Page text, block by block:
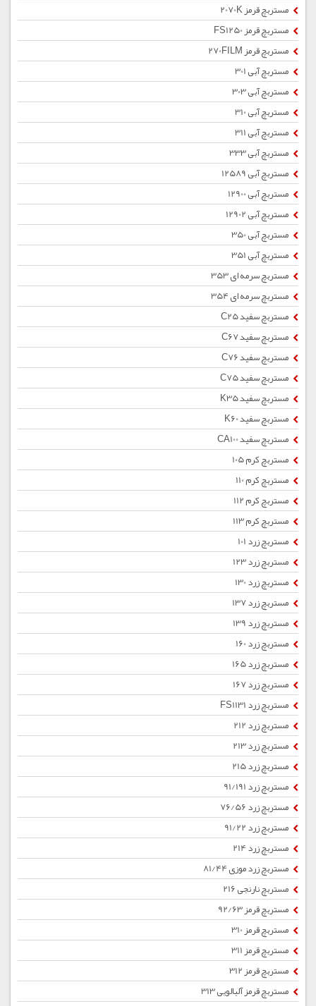
مستربچ قرمز 2070K
مستربچ قرمز FS1250
مستربچ قرمز 270FILM
مستربچ آبی 301
مستربچ آبی 303
مستربچ آبی 310
مستربچ آبی 311
مستربچ آبی 333
مستربچ آبی 12589
مستربچ آبی 12900
مستربچ آبی 12902
مستربچ آبی 350
مستربچ آبی 351
مستربچ سرمه ای 353
مستربچ سرمه ای 354
مستربچ سفید C25
مستربچ سفید C67
مستربچ سفید C76
مستربچ سفید C75
مستربچ سفید K35
مستربچ سفید K60
مستربچ سفید CA100
مستربچ کرم 105
مستربچ کرم 110
مستربچ کرم 112
مستربچ کرم 113
مستربچ زرد 101
مستربچ زرد 123
مستربچ زرد 130
مستربچ زرد 137
مستربچ زرد 139
مستربچ زرد 160
مستربچ زرد 165
مستربچ زرد 167
مستربچ زرد FS1131
مستربچ زرد 212
مستربچ زرد 213
مستربچ زرد 215
مستربچ زرد 91/191
مستربچ زرد 76/56
مستربچ زرد 91/22
مستربچ زرد 214
مستربچ زرد موزی 81/44
مستربچ نارنجی 216
مستربچ قرمز 92/63
مستربچ قرمز 310
مستربچ قرمز 311
مستربچ قرمز 312
مستربچ قرمز آلبالویی 313